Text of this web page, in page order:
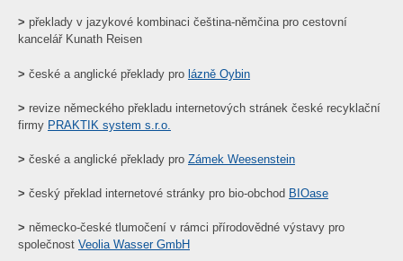
> překlady v jazykové kombinaci čeština-němčina pro cestovní
kancelář Kunath Reisen
> české a anglické překlady pro lázně Oybin
> revize německého překladu internetových stránek české recyklační
firmy PRAKTIK system s.r.o.
> české a anglické překlady pro Zámek Weesenstein
> český překlad internetové stránky pro bio-obchod BIOase
> německo-české tlumočení v rámci přírodovědné výstavy pro
společnost Veolia Wasser GmbH